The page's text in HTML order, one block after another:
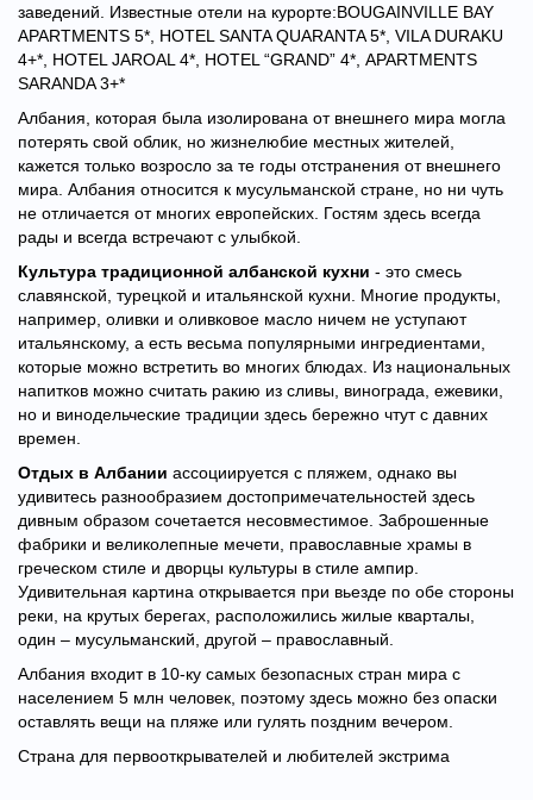
заведений. Известные отели на курорте:BOUGAINVILLE BAY
APARTMENTS 5*, HOTEL SANTA QUARANTA 5*, VILA DURAKU
4+*, HOTEL JAROAL 4*, HOTEL “GRAND” 4*, APARTMENTS
SARANDA 3+*
Албания, которая была изолирована от внешнего мира могла
потерять свой облик, но жизнелюбие местных жителей,
кажется только возросло за те годы отстранения от внешнего
мира. Албания относится к мусульманской стране, но ни чуть
не отличается от многих европейских. Гостям здесь всегда
рады и всегда встречают с улыбкой.
Культура традиционной албанской кухни - это смесь
славянской, турецкой и итальянской кухни. Многие продукты,
например, оливки и оливковое масло ничем не уступают
итальянскому, а есть весьма популярными ингредиентами,
которые можно встретить во многих блюдах. Из национальных
напитков можно считать ракию из сливы, винограда, ежевики,
но и винодельческие традиции здесь бережно чтут с давних
времен.
Отдых в Албании ассоциируется с пляжем, однако вы
удивитесь разнообразием достопримечательностей здесь
дивным образом сочетается несовместимое. Заброшенные
фабрики и великолепные мечети, православные храмы в
греческом стиле и дворцы культуры в стиле ампир.
Удивительная картина открывается при вьезде по обе стороны
реки, на крутых берегах, расположились жилые кварталы,
один – мусульманский, другой – православный.
Албания входит в 10-ку самых безопасных стран мира с
населением 5 млн человек, поэтому здесь можно без опаски
оставлять вещи на пляже или гулять поздним вечером.
Страна для первооткрывателей и любителей экстрима